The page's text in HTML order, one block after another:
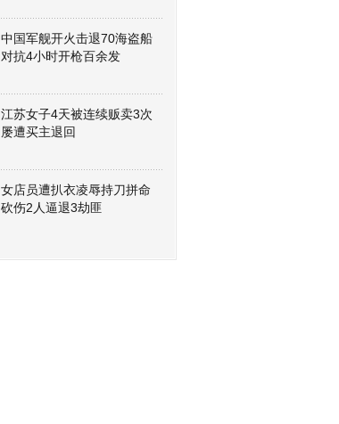
中国军舰开火击退70海盗船
对抗4小时开枪百余发
江苏女子4天被连续贩卖3次
屡遭买主退回
女店员遭扒衣凌辱持刀拼命
砍伤2人逼退3劫匪